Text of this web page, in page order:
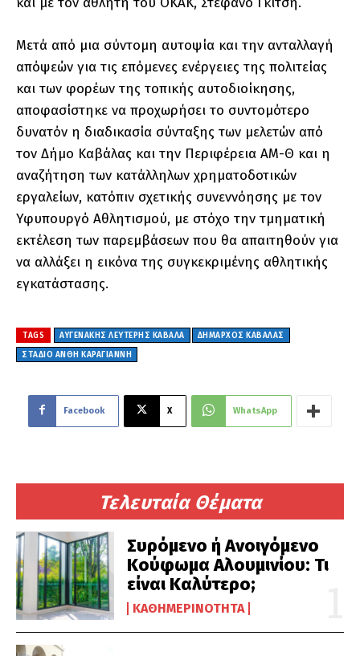
Τελευταία Θέματα
Συρόμενο ή Ανοιγόμενο
Κούφωμα Αλουμινίου: Τι
είναι Καλύτερο;
ΚΑΘΗΜΕΡΙΝΌΤΗΤΑ
Μετά από μια σύντομη αυτοψία και την ανταλλαγή
απόψεών για τις επόμενες ενέργειες της πολιτείας
και των φορέων της τοπικής αυτοδιοίκησης,
αποφασίστηκε να προχωρήσει το συντομότερο
δυνατόν η διαδικασία σύνταξης των μελετών από
τον Δήμο Καβάλας και την Περιφέρεια ΑΜ-Θ και η
αναζήτηση των κατάλληλων χρηματοδοτικών
εργαλείων, κατόπιν σχετικής συνεννόησης με τον
Υφυπουργό Αθλητισμού, με στόχο την τμηματική
εκτέλεση των παρεμβάσεων που θα απαιτηθούν για
να αλλάξει η εικόνα της συγκεκριμένης αθλητικής
εγκατάστασης.
TAGS ΑΥΓΕΝΆΚΗΣ ΛΕΥΤΈΡΗΣ ΚΑΒΆΛΑ
ΔΉΜΑΡΧΟΣ ΚΑΒΆΛΑΣ
ΣΤΆΔΙΟ ΑΝΘΉ ΚΑΡΑΓΙΆΝΝΗ
Facebook X WhatsApp